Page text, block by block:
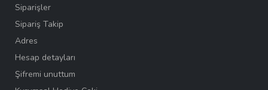
Siparişler
Sipariş Takip
Adres
Hesap detayları
Şifremi unuttum